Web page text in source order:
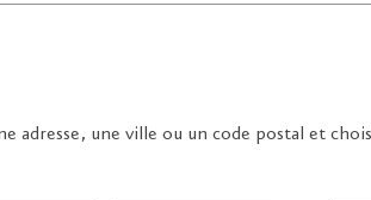
adresse, une ville ou un code postal et